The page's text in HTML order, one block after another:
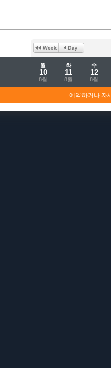
월
10
8월
화
11
8월
수
12
8월
예약하거나 자